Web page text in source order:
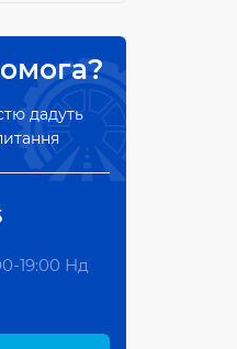
дадуть
19:00 Нд